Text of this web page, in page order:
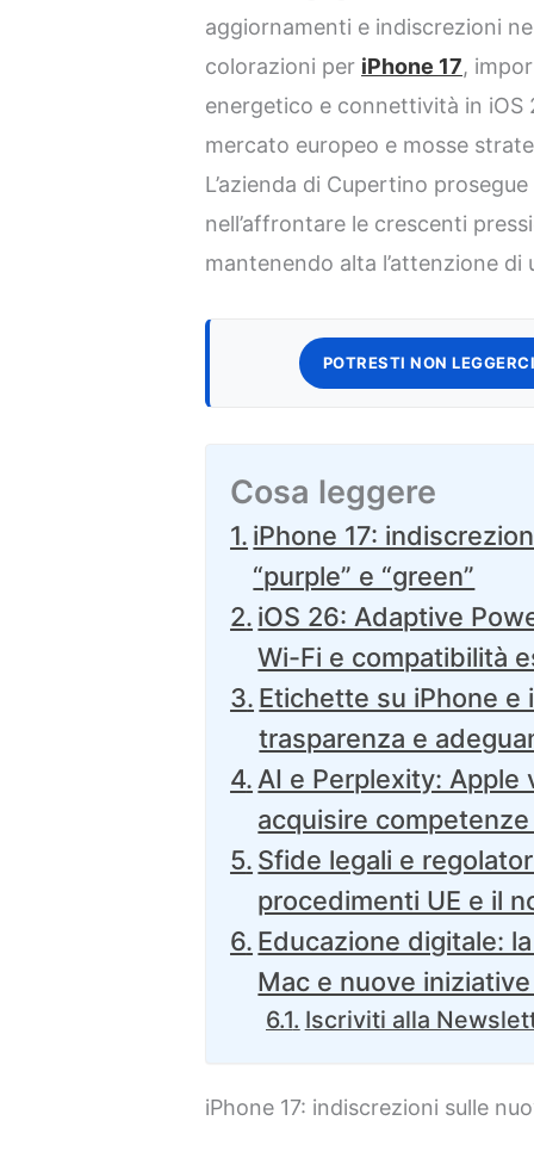
aggiornamenti e indiscrezioni
colorazioni per iPhone 17,
energetico e connettività in iOS
mercato europeo e mosse
L’azienda di Cupertino
nell’affrontare le crescenti
mantenendo alta l’attenzione
POTRESTI NON
Cosa leggere
iPhone 17:
“purple” e “green”
iOS 26: Adaptive
Wi-Fi e compatibilità
Etichette su iPhone e
trasparenza e
AI e Perplexity: Apple
acquisire
Sfide legali e
procedimenti UE e il
Educazione digitale:
Mac e nuove
Iscriviti alla
iPhone 17: indiscrezioni sulle